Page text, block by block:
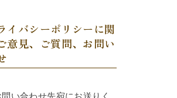
イバシーポリシーに関
意見、ご質問、お問い
い合わせ先宛にお送りく